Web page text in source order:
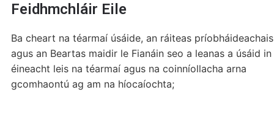
Feidhmchláir Eile
Ba cheart na téarmaí úsáide, an ráiteas príobháideachais
agus an Beartas maidir le Fianáin seo a leanas a úsáid in
éineacht leis na téarmaí agus na coinníollacha arna
gcomhaontú ag am na híocaíochta;